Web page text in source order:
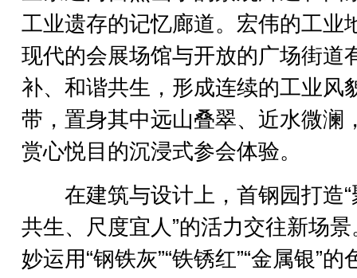
工业遗存的记忆廊道。宏伟的工业
现代的会展场馆与开放的广场街道
补、和谐共生，形成连续的工业风
带，置身其中远山叠翠、近水微澜
赏心悦目的沉浸式参会体验。
在建筑与设计上，首钢园打造“
共生、尺度宜人”的活力交往新场
妙运用“钢铁灰”“铁锈红”“金属银”的